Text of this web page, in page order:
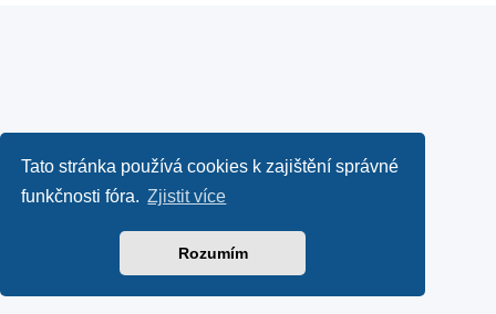
Tato stránka používá cookies k zajištění správné
funkčnosti fóra. Zjistit více
Rozumím